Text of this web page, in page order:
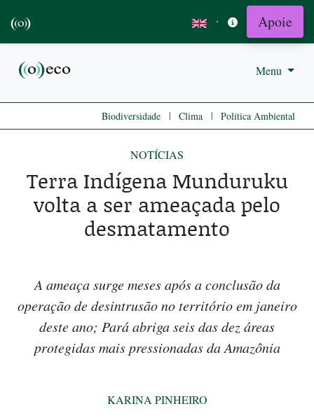
· Apoie
Menu
Biodiversidade | Clima | Politica Ambiental
NOTÍCIAS
Terra Indígena Munduruku
volta a ser ameaçada pelo
desmatamento
A ameaça surge meses após a conclusão da
operação de desintrusão no território em janeiro
deste ano; Pará abriga seis das dez áreas
protegidas mais pressionadas da Amazônia
KARINA PINHEIRO